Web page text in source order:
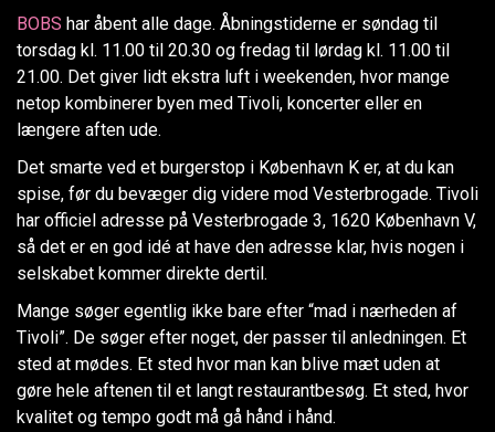
BOBS har åbent alle dage. Åbningstiderne er søndag til
torsdag kl. 11.00 til 20.30 og fredag til lørdag kl. 11.00 til
21.00. Det giver lidt ekstra luft i weekenden, hvor mange
netop kombinerer byen med Tivoli, koncerter eller en
længere aften ude.
Det smarte ved et burgerstop i København K er, at du kan
spise, før du bevæger dig videre mod Vesterbrogade. Tivoli
har officiel adresse på Vesterbrogade 3, 1620 København V,
så det er en god idé at have den adresse klar, hvis nogen i
selskabet kommer direkte dertil.
Mange søger egentlig ikke bare efter “mad i nærheden af
Tivoli”. De søger efter noget, der passer til anledningen. Et
sted at mødes. Et sted hvor man kan blive mæt uden at
gøre hele aftenen til et langt restaurantbesøg. Et sted, hvor
kvalitet og tempo godt må gå hånd i hånd.